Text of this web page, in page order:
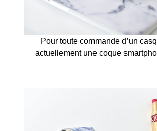
Pour toute commande d’un
actuellement une coque